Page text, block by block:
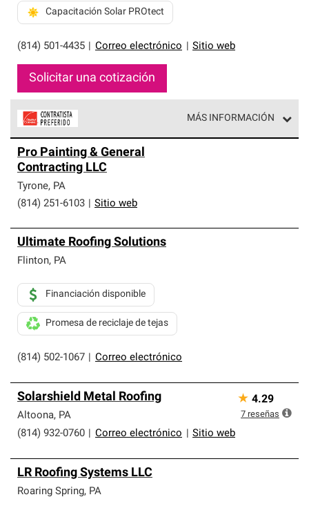
(814) 501-4435 Correo electrónico Sitio web
Capacitación Solar PROtect
Solicitar una cotización
MÁS INFORMACIÓN
parte de una red exclusiva de profesionales de techos
que cumplen con altos estándares y requisitos estrictos
de profesionalismo y confiabilidad.
Pro Painting & General
Contracting LLC
Tyrone, PA
(814) 251-6103
Sitio web
Ultimate Roofing Solutions
Flinton, PA
(814) 502-1067 Correo electrónico
Financiación disponible
Promesa de reciclaje de tejas
Solarshield Metal Roofing
Altoona, PA
(814) 932-0760
Correo electrónico Sitio web
★ 4.29
7 reseñas
LR Roofing Systems LLC
Roaring Spring, PA